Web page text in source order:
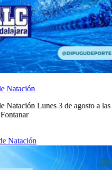
Natación
Lunes 3 de agosto a las
Natación